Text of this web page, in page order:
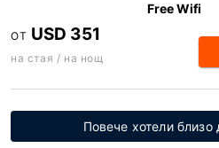
Free Wifi
ОТ USD 351
на стая / на нощ
Повече хотели близо